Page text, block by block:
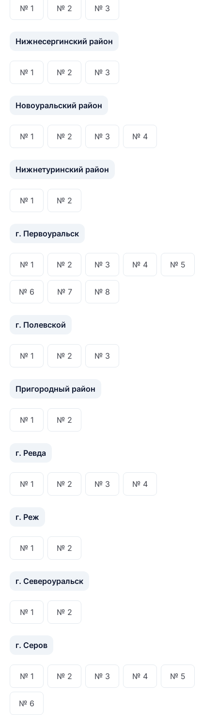
№ 1 № 2 № 3
Нижнесергинский район
№ 1 № 2 № 3
Новоуральский район
№ 1 № 2 № 3 № 4
Нижнетуринский район
№ 1 № 2
г. Первоуральск
№ 1 № 2 № 3 № 4 № 5
№ 6 № 7 № 8
г. Полевской
№ 1 № 2 № 3
Пригородный район
№ 1 № 2
г. Ревда
№ 1 № 2 № 3 № 4
г. Реж
№ 1 № 2
г. Североуральск
№ 1 № 2
г. Серов
№ 1 № 2 № 3 № 4 № 5
№ 6